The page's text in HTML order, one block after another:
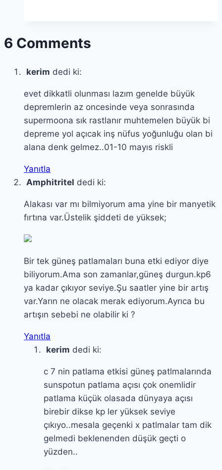
6 Comments
kerim dedi ki:
evet dikkatli olunması lazım genelde büyük
depremlerin az oncesinde veya sonrasında
supermoona sık rastlanır muhtemelen büyük bi
depreme yol açıcak inş nüfus yoğunluğu olan bi
alana denk gelmez..01-10 mayıs riskli
Yanıtla
Amphitritel dedi ki:
Alakası var mı bilmiyorum ama yine bir manyetik
fırtına var.Üstelik şiddeti de yüksek;
Bir tek güneş patlamaları buna etki ediyor diye
biliyorum.Ama son zamanlar,güneş durgun.kp6
ya kadar çıkıyor seviye.Şu saatler yine bir artış
var.Yarın ne olacak merak ediyorum.Ayrıca bu
artışın sebebi ne olabilir ki ?
Yanıtla
kerim dedi ki:
c 7 nin patlama etkisi güneş patlmalarında
sunspotun patlama açısı çok onemlidir
patlama küçük olasada dünyaya açısı
birebir dikse kp ler yüksek seviye
çıkıyo..mesala geçenki x patlmalar tam dik
gelmedi beklenenden düşük geçti o
yüzden..